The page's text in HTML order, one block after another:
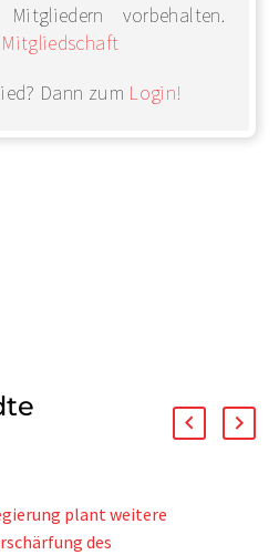
vorbehalten.
Dann zum Login!
plant weitere
des